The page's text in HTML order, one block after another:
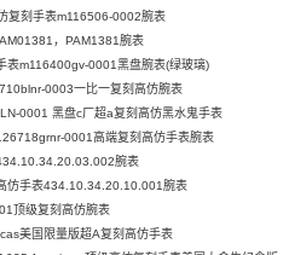
复刻手表m116506-0002腕表
，PAM1381腕表
表m116400gv-0001黑盘腕表(绿玻璃)
0003一比一复刻高仿腕表
0001 黑盘c厂超a复刻高仿黑水鬼手表
0001高端复刻高仿手表腕表
腕表
仿手表434.10.34.20.10.001腕表
顶级复刻高仿腕表
美国限量版超A复刻高仿手表